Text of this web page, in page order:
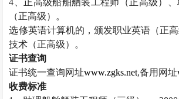
4 、正高级船舶舾装工程师（正高级）
（正高级）。
选修英语计算机的，颁发职业英语（正
技术（正高级）。
证书查询
证书统一查询网址www.zgks.net,备用网址
收费标准